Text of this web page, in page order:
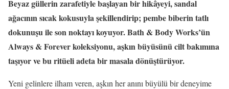
Beyaz güllerin zarafetiyle başlayan bir hikâyeyi, sandal
ağacının sıcak kokusuyla şekillendirip; pembe biberin tatlı
dokunuşu ile son noktayı koyuyor. Bath & Body Works’ün
Always & Forever koleksiyonu, aşkın büyüsünü cilt bakımına
taşıyor ve bu ritüeli adeta bir masala dönüştürüyor.
Yeni gelinlere ilham veren, aşkın her anını büyülü bir deneyime